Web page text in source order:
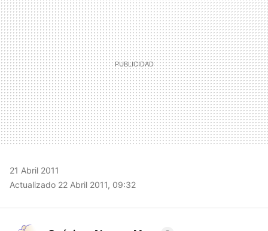
21 Abril 2011
Actualizado 22 Abril 2011, 09:32